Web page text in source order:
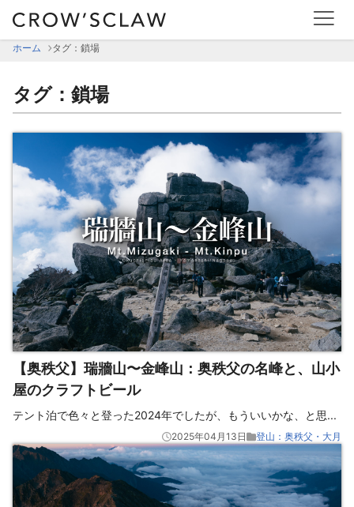
ホーム タグ：鎖場
タグ：鎖場
【奥秩父】瑞牆山〜金峰山：奥秩父の名峰と、山小
屋のクラフトビール
テント泊で色々と登った2024年でしたが、もういいかな、と思...
2025年04月13日 登山：奥秩父・大月